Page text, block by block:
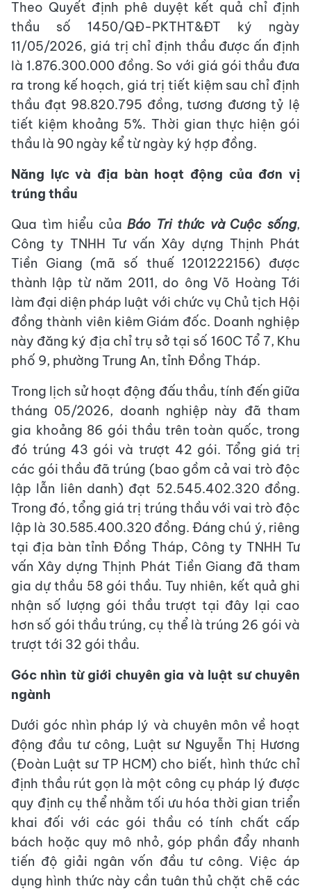
Theo Quyết định phê duyệt kết quả chỉ định
thầu số 1450/QĐ-PKTHT&ĐT ký ngày
11/05/2026, giá trị chỉ định thầu được ấn định
là 1.876.300.000 đồng. So với giá gói thầu đưa
ra trong kế hoạch, giá trị tiết kiệm sau chỉ định
thầu đạt 98.820.795 đồng, tương đương tỷ lệ
tiết kiệm khoảng 5%. Thời gian thực hiện gói
thầu là 90 ngày kể từ ngày ký hợp đồng.
Năng lực và địa bàn hoạt động của đơn vị
trúng thầu
Qua tìm hiểu củaBáo Tri thức và Cuộc sống,
Công ty TNHH Tư vấn Xây dựng Thịnh Phát
Tiền Giang (mã số thuế 1201222156) được
thành lập từ năm 2011, do ông Võ Hoàng Tới
làm đại diện pháp luật với chức vụ Chủ tịch Hội
đồng thành viên kiêm Giám đốc. Doanh nghiệp
này đăng ký địa chỉ trụ sở tại số 160C Tổ 7, Khu
phố 9, phường Trung An, tỉnh Đồng Tháp.
Trong lịch sử hoạt động đấu thầu, tính đến giữa
tháng 05/2026, doanh nghiệp này đã tham
gia khoảng 86 gói thầu trên toàn quốc, trong
đó trúng 43 gói và trượt 42 gói. Tổng giá trị
các gói thầu đã trúng (bao gồm cả vai trò độc
lập lẫn liên danh) đạt 52.545.402.320 đồng.
Trong đó, tổng giá trị trúng thầu với vai trò độc
lập là 30.585.400.320 đồng. Đáng chú ý, riêng
tại địa bàn tỉnh Đồng Tháp, Công ty TNHH Tư
vấn Xây dựng Thịnh Phát Tiền Giang đã tham
gia dự thầu 58 gói thầu. Tuy nhiên, kết quả ghi
nhận số lượng gói thầu trượt tại đây lại cao
hơn số gói thầu trúng, cụ thể là trúng 26 gói và
trượt tới 32 gói thầu.
Góc nhìn từ giới chuyên gia và luật sư chuyên
ngành
Dưới góc nhìn pháp lý và chuyên môn về hoạt
động đầu tư công, Luật sư Nguyễn Thị Hương
(Đoàn Luật sư TP HCM) cho biết, hình thức chỉ
định thầu rút gọn là một công cụ pháp lý được
quy định cụ thể nhằm tối ưu hóa thời gian triển
khai đối với các gói thầu có tính chất cấp
bách hoặc quy mô nhỏ, góp phần đẩy nhanh
tiến độ giải ngân vốn đầu tư công. Việc áp
dụng hình thức này cần tuân thủ chặt chẽ các